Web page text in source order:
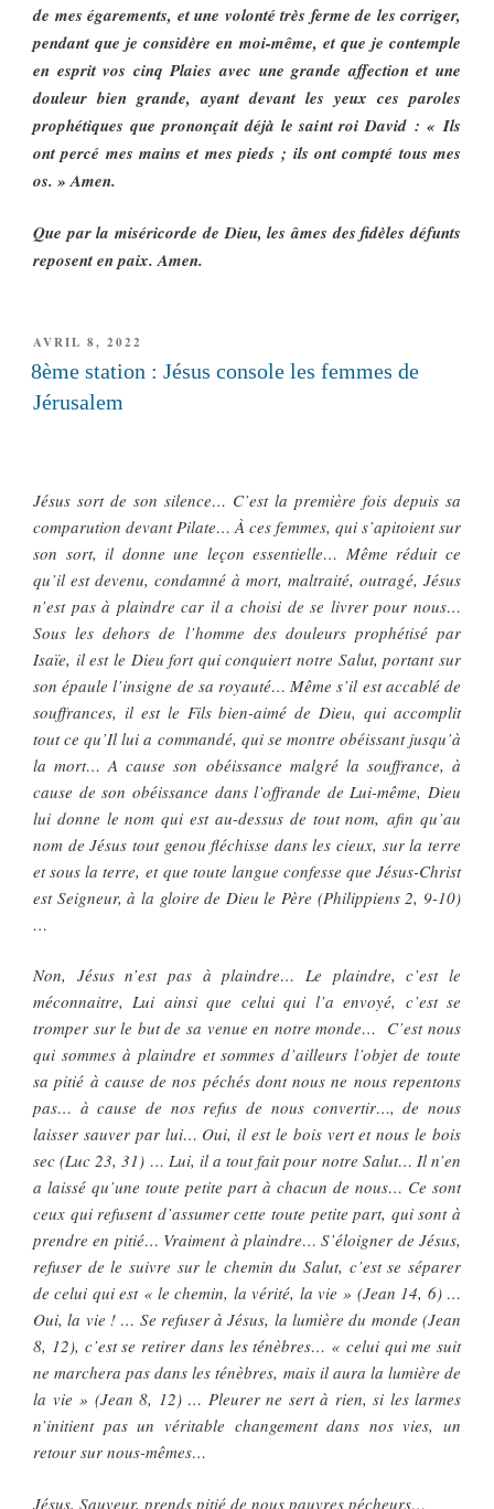
de mes égarements, et une volonté très ferme de les corriger,
pendant que je considère en moi-même, et que je contemple
en esprit vos cinq Plaies avec une grande affection et une
douleur bien grande, ayant devant les yeux ces paroles
prophétiques que prononçait déjà le saint roi David : « Ils
ont percé mes mains et mes pieds ; ils ont compté tous mes
os. » Amen.
Que par la miséricorde de Dieu, les âmes des fidèles défunts
reposent en paix. Amen.
PUBLIÉ
LE
AVRIL 8, 2022
8ème station : Jésus console les femmes de
Jérusalem
Jésus sort de son silence… C’est la première fois depuis sa
comparution devant Pilate… À ces femmes, qui s’apitoient sur
son sort, il donne une leçon essentielle… Même réduit ce
qu’il est devenu, condamné à mort, maltraité, outragé, Jésus
n’est pas à plaindre car il a choisi de se livrer pour nous…
Sous les dehors de l’homme des douleurs prophétisé par
Isaïe, il est le Dieu fort qui conquiert notre Salut, portant sur
son épaule l’insigne de sa royauté… Même s’il est accablé de
souffrances, il est le Fils bien-aimé de Dieu, qui accomplit
tout ce qu’Il lui a commandé, qui se montre obéissant jusqu’à
la mort… A cause son obéissance malgré la souffrance, à
cause de son obéissance dans l’offrande de Lui-même, Dieu
lui donne le nom qui est au-dessus de tout nom, afin qu’au
nom de Jésus tout genou fléchisse dans les cieux, sur la terre
et sous la terre, et que toute langue confesse que Jésus-Christ
est Seigneur, à la gloire de Dieu le Père (Philippiens 2, 9-10)
…
Non, Jésus n’est pas à plaindre… Le plaindre, c’est le
méconnaitre, Lui ainsi que celui qui l’a envoyé, c’est se
tromper sur le but de sa venue en notre monde… C’est nous
qui sommes à plaindre et sommes d’ailleurs l’objet de toute
sa pitié à cause de nos péchés dont nous ne nous repentons
pas… à cause de nos refus de nous convertir…, de nous
laisser sauver par lui… Oui, il est le bois vert et nous le bois
sec (Luc 23, 31) … Lui, il a tout fait pour notre Salut… Il n’en
a laissé qu’une toute petite part à chacun de nous… Ce sont
ceux qui refusent d’assumer cette toute petite part, qui sont à
prendre en pitié… Vraiment à plaindre… S’éloigner de Jésus,
refuser de le suivre sur le chemin du Salut, c’est se séparer
de celui qui est « le chemin, la vérité, la vie » (Jean 14, 6) …
Oui, la vie ! … Se refuser à Jésus, la lumière du monde (Jean
8, 12), c’est se retirer dans les ténèbres… « celui qui me suit
ne marchera pas dans les ténèbres, mais il aura la lumière de
la vie » (Jean 8, 12) … Pleurer ne sert à rien, si les larmes
n’initient pas un véritable changement dans nos vies, un
retour sur nous-mêmes…
Jésus, Sauveur, prends pitié de nous pauvres pécheurs…